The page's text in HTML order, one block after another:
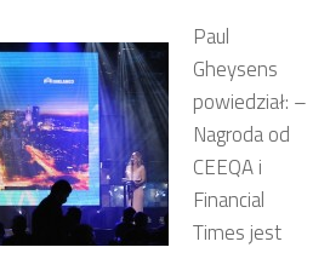
Paul
Gheysens
powiedział: –
Nagroda od
CEEQA i
Financial
Times jest